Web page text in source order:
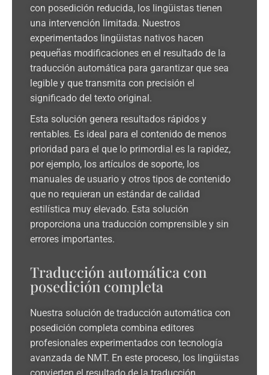
con posedición reducida, los lingüistas tienen
una intervención limitada. Nuestros
experimentados lingüistas nativos hacen
pequeñas modificaciones en el resultado de la
traducción automática para garantizar que sea
legible y que transmita con precisión el
significado del texto original.
Esta solución genera resultados rápidos y
rentables. Es ideal para el contenido de menos
prioridad para el que lo primordial es la rapidez,
por ejemplo, los artículos de soporte, los
manuales de usuario y otros tipos de contenido
que no requieran un estándar de calidad
estilística muy elevado. Esta solución
proporciona una traducción comprensible y sin
errores importantes.
Traducción automática con
posedición completa
Nuestra solución de traducción automática con
posedición completa combina editores
profesionales experimentados con tecnología
avanzada de NMT. En este proceso, los lingüistas